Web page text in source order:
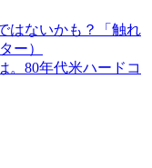
はないかも？「触れ
ー）
。80年代米ハードコ